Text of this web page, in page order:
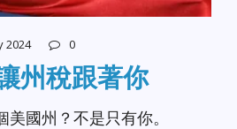
2024 0
州稅跟著你
國州？不是只有你。